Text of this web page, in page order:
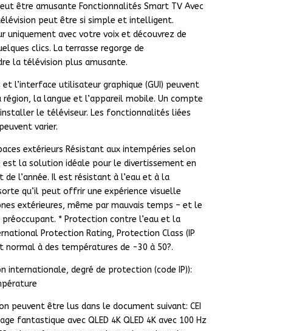
être amusante Fonctionnalités Smart TV Avec
peut être si simple et intelligent.
uniquement avec votre voix et découvrez de
clics. La terrasse regorge de
la télévision plus amusante.
l’interface utilisateur graphique (GUI) peuvent
la langue et l’appareil mobile. Un compte
le téléviseur. Les fonctionnalités liées
varier.
extérieurs Résistant aux intempéries selon
est la solution idéale pour le divertissement en
l’année. Il est résistant à l’eau et à la
qu’il peut offrir une expérience visuelle
extérieures, même par mauvais temps – et le
préoccupant. * Protection contre l’eau et la
Protection Rating, Protection Class (IP
normal à des températures de -30 à 50?.
internationale, degré de protection (code IP)):
peuvent être lus dans le document suivant: CEI
fantastique avec QLED 4K QLED 4K avec 100 Hz